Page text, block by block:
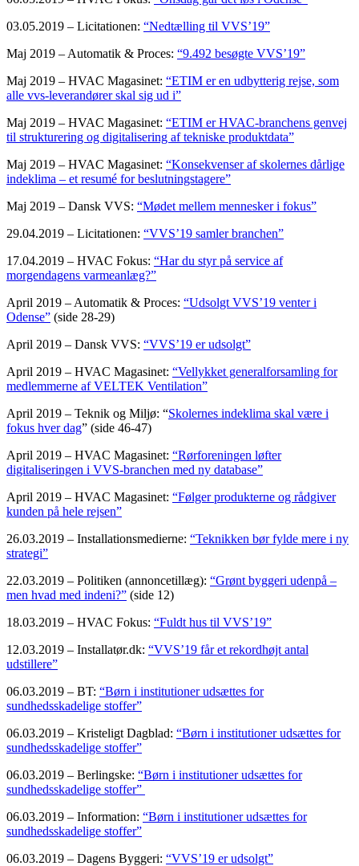
03.05.2019 – Licitationen: “Nedtælling til VVS’19”
Maj 2019 – Automatik & Proces: “9.492 besøgte VVS’19”
Maj 2019 – HVAC Magasinet: “ETIM er en udbytterig rejse, som
alle vvs-leverandører skal sig ud i”
Maj 2019 – HVAC Magasinet: “ETIM er HVAC-branchens genvej
til strukturering og digitalisering af tekniske produktdata”
Maj 2019 – HVAC Magasinet: “Konsekvenser af skolernes dårlige
indeklima – et resumé for beslutningstagere”
Maj 2019 – Dansk VVS: “Mødet mellem mennesker i fokus”
29.04.2019 – Licitationen: “VVS’19 samler branchen”
17.04.2019 – HVAC Fokus: “Har du styr på service af
morgendagens varmeanlæg?”
April 2019 – Automatik & Proces: “Udsolgt VVS’19 venter i
Odense” (side 28-29)
April 2019 – Dansk VVS: “VVS’19 er udsolgt”
April 2019 – HVAC Magasinet: “Vellykket generalforsamling for
medlemmerne af VELTEK Ventilation”
April 2019 – Teknik og Miljø: “Skolernes indeklima skal være i
fokus hver dag” (side 46-47)
April 2019 – HVAC Magasinet: “Rørforeningen løfter
digitaliseringen i VVS-branchen med ny database”
April 2019 – HVAC Magasinet: “Følger produkterne og rådgiver
kunden på hele rejsen”
26.03.2019 – Installationsmedierne: “Teknikken bør fylde mere i ny
strategi”
22.03.2019 – Politiken (annoncetillæg): “Grønt byggeri udenpå –
men hvad med indeni?” (side 12)
18.03.2019 – HVAC Fokus: “Fuldt hus til VVS’19”
12.03.2019 – Installatør.dk: “VVS’19 får et rekordhøjt antal
udstillere”
06.03.2019 – BT: “Børn i institutioner udsættes for
sundhedsskadelige stoffer”
06.03.2019 – Kristeligt Dagblad: “Børn i institutioner udsættes for
sundhedsskadelige stoffer”
06.03.2019 – Berlingske: “Børn i institutioner udsættes for
sundhedsskadelige stoffer”
06.03.2019 – Information: “Børn i institutioner udsættes for
sundhedsskadelige stoffer”
06.03.2019 – Dagens Byggeri: “VVS’19 er udsolgt”